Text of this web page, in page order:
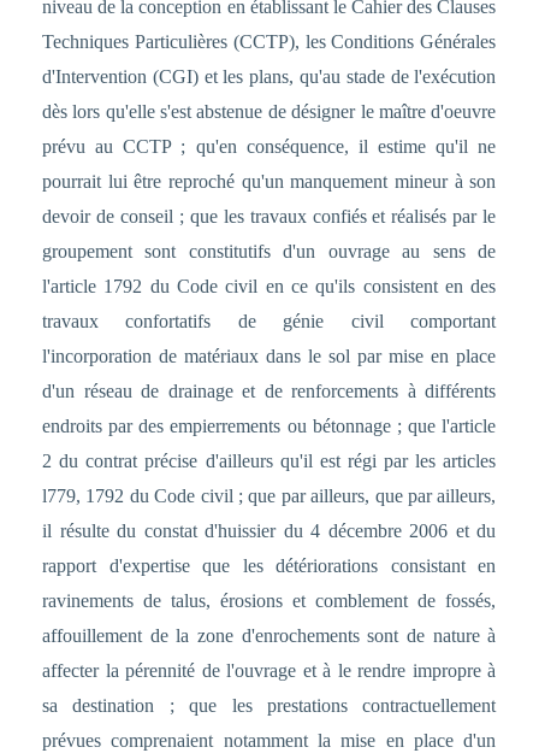
niveau de la conception en établissant le Cahier des Clauses
Techniques Particulières (CCTP), les Conditions Générales
d'Intervention (CGI) et les plans, qu'au stade de l'exécution
dès lors qu'elle s'est abstenue de désigner le maître d'oeuvre
prévu au CCTP ; qu'en conséquence, il estime qu'il ne
pourrait lui être reproché qu'un manquement mineur à son
devoir de conseil ; que les travaux confiés et réalisés par le
groupement sont constitutifs d'un ouvrage au sens de
l'article 1792 du Code civil en ce qu'ils consistent en des
travaux confortatifs de génie civil comportant
l'incorporation de matériaux dans le sol par mise en place
d'un réseau de drainage et de renforcements à différents
endroits par des empierrements ou bétonnage ; que l'article
2 du contrat précise d'ailleurs qu'il est régi par les articles
l779, 1792 du Code civil ; que par ailleurs, que par ailleurs,
il résulte du constat d'huissier du 4 décembre 2006 et du
rapport d'expertise que les détériorations consistant en
ravinements de talus, érosions et comblement de fossés,
affouillement de la zone d'enrochements sont de nature à
affecter la pérennité de l'ouvrage et à le rendre impropre à
sa destination ; que les prestations contractuellement
prévues comprenaient notamment la mise en place d'un